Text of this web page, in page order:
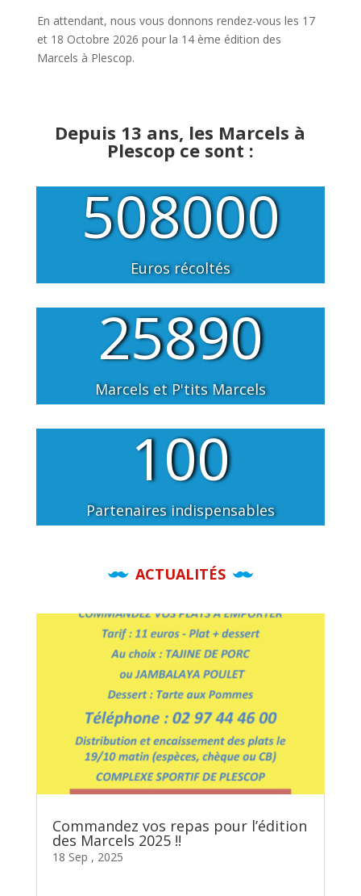
En attendant, nous vous donnons rendez-vous les 17
et 18 Octobre 2026 pour la 14 ème édition des
Marcels à Plescop.
Depuis 13 ans, les Marcels à
Plescop ce sont :
508000
Euros récoltés
25890
Marcels et P'tits Marcels
100
Partenaires indispensables
ACTUALITÉS
Commandez vos repas pour l’édition
des Marcels 2025 !!
18 Sep , 2025